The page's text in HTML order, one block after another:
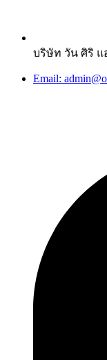
บริษัท วัน ศิริ แ
Email: